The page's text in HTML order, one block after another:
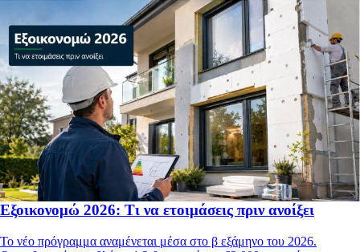
Εξοικονομώ 2026: Τι να ετοιμάσεις πριν ανοίξει
Το νέο πρόγραμμα αναμένεται μέσα στο β εξάμηνο του 2026.